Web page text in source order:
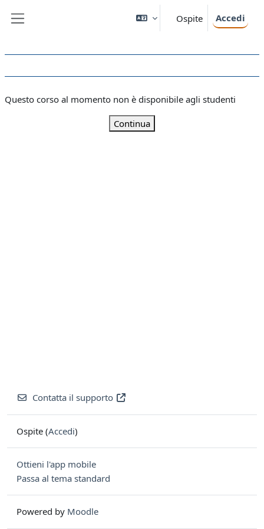
Ospite Accedi
Questo corso al momento non è disponibile agli studenti
Continua
Contatta il supporto
Ospite (Accedi)
Ottieni l'app mobile
Passa al tema standard
Powered by Moodle